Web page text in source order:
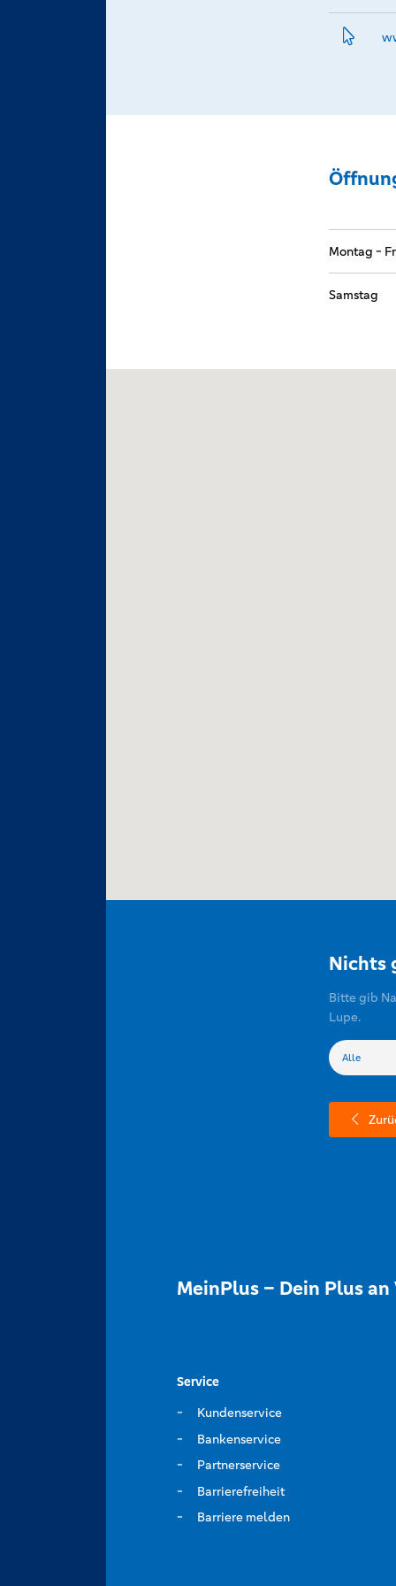
Montag -
Samstag
Nichts
Bitte gib
Lupe.
MeinPlus – Dein Plus
Service
Kundenservice
Bankenservice
Partnerservice
Barrierefreiheit
Barriere melden